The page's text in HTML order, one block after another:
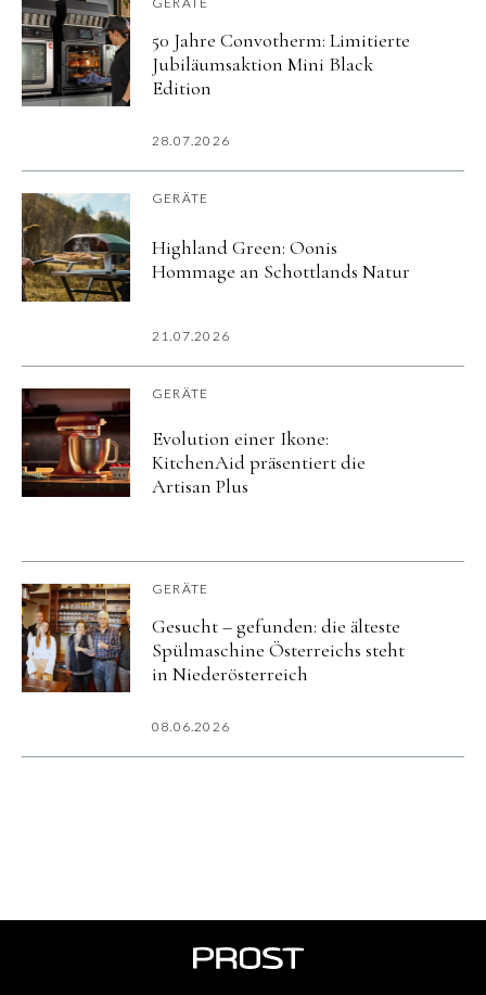
50 Jahre Convotherm: Limitierte
Jubiläumsaktion Mini Black
Edition
28.07.2026
GERÄTE
Highland Green: Oonis
Hommage an Schottlands Natur
21.07.2026
GERÄTE
Evolution einer Ikone:
KitchenAid präsentiert die
Artisan Plus
GERÄTE
Gesucht – gefunden: die älteste
Spülmaschine Österreichs steht
in Niederösterreich
08.06.2026